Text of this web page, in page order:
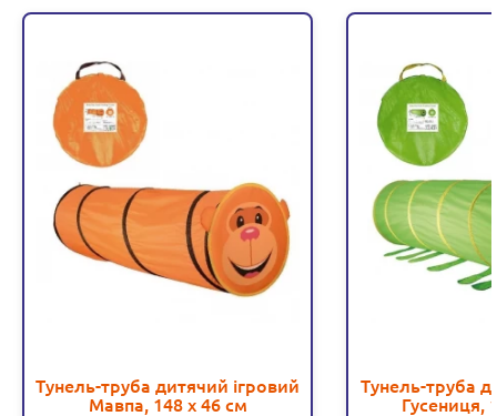
Тунель-труба дитячий ігровий
Мавпа, 148 х 46 см
Тунель-труба
Гусениця,